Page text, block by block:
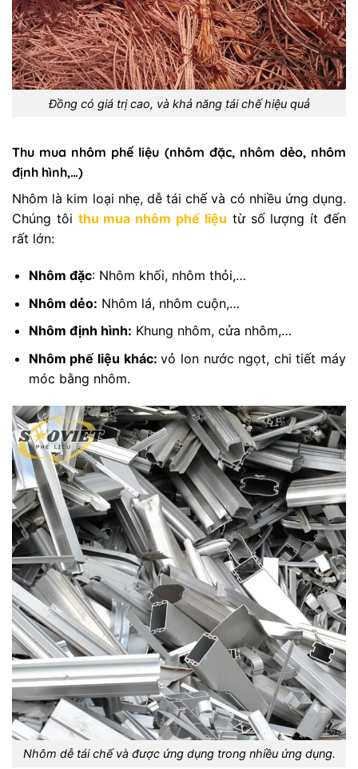
Đồng có giá trị cao, và khả năng tái chế hiệu quả
Thu mua nhôm phế liệu (nhôm đặc, nhôm dẻo, nhôm
định hình,…)
Nhôm là kim loại nhẹ, dễ tái chế và có nhiều ứng dụng.
Chúng tôi thu mua nhôm phế liệu từ số lượng ít đến
rất lớn:
Nhôm đặc: Nhôm khối, nhôm thỏi,…
Nhôm dẻo: Nhôm lá, nhôm cuộn,…
Nhôm định hình: Khung nhôm, cửa nhôm,…
Nhôm phế liệu khác:vỏ lon nước ngọt, chi tiết máy
móc bằng nhôm.
Nhôm dễ tái chế và được ứng dụng trong nhiều ứng dụng.